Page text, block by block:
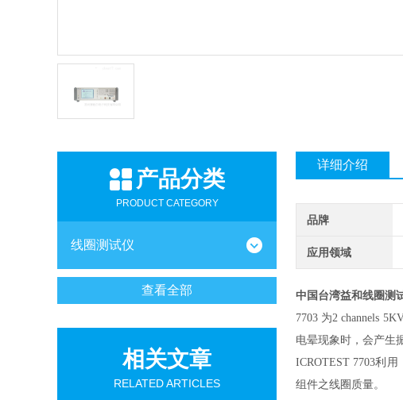
产品分类
PRODUCT CATEGORY
线圈测试仪
查看全部
相关文章
RELATED ARTICLES
详细介绍
品牌
应用领域
中国台湾益和线圈测
7703 为2 channels
电晕现象时，会产生
ICROTEST 7703利
组件之线圈质量。